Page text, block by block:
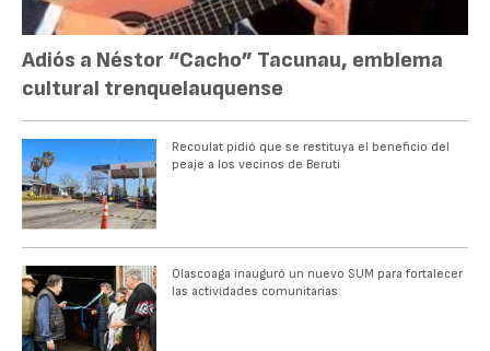
Adiós a Néstor “Cacho” Tacunau, emblema
cultural trenquelauquense
Recoulat pidió que se restituya el beneficio del
peaje a los vecinos de Beruti
Olascoaga inauguró un nuevo SUM para fortalecer
las actividades comunitarias